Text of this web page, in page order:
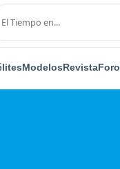
ModelosRevistaForo